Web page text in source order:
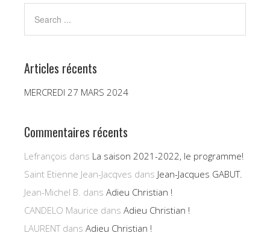
Articles récents
MERCREDI 27 MARS 2024
Commentaires récents
Lefrançois dans La saison 2021-2022, le programme!
Saint Etienne Jean-Jacqves dans Jean-Jacques GABUT.
Jean-Michel B. dans Adieu Christian !
CANDELO Maurice dans Adieu Christian !
LAURENTdans Adieu Christian !